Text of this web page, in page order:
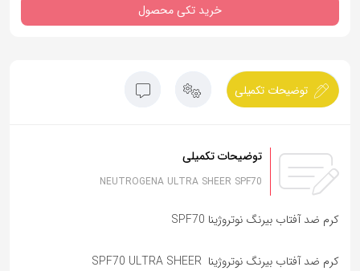
خرید تکی محصول
توضیحات تکمیلی
توضیحات تکمیلی
NEUTROGENA ULTRA SHEER SPF70
کرم ضد آفتاب بیرنگ نوتروژینا SPF70
کرم ضد آفتاب بیرنگ نوتروژینا SPF70 ULTRA SHEER